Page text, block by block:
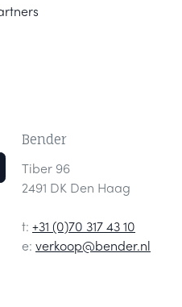
Bender
Tiber 96
2491 DK Den Haag
t: +31 (0)70 317 43 10
e: verkoop@bender.nl
ners